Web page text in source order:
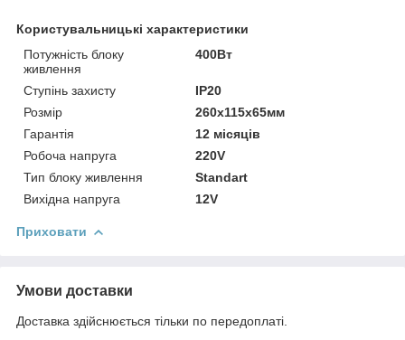
Користувальницькі характеристики
Потужність блоку
живлення
400Вт
Ступінь захисту
IP20
Розмір
260х115х65мм
Гарантія
12 місяців
Робоча напруга
220V
Тип блоку живлення
Standart
Вихідна напруга
12V
Приховати
Умови доставки
Доставка здійснюється тільки по передоплаті.